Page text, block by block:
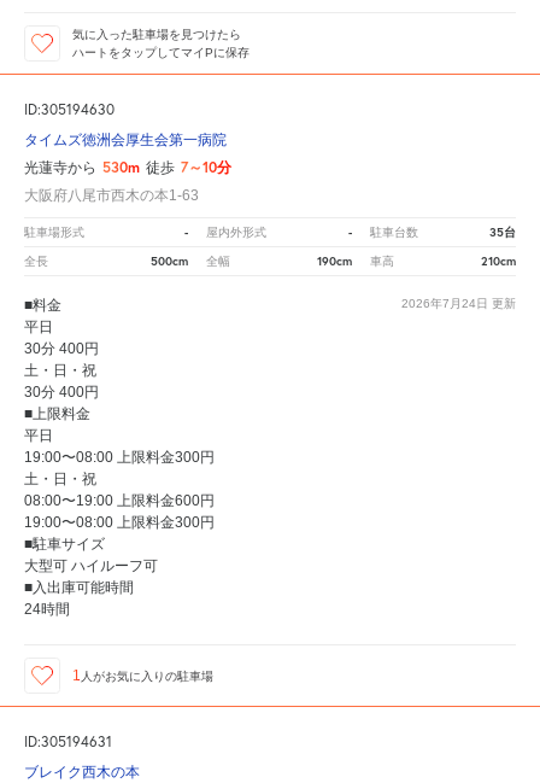
気に入った駐車場を見つけたら
ハートをタップしてマイPに保存
ID:305194630
タイムズ徳洲会厚生会第一病院
光蓮寺から 530m 徒歩 7～10分
大阪府八尾市西木の本1-63
駐車場形式 - 屋内外形式 - 駐車台数 35台
全長 500cm 全幅 190cm 車高 210cm
2026年7月24日 更新
■料金
平日
30分 400円
土・日・祝
30分 400円
■上限料金
平日
19:00〜08:00 上限料金300円
土・日・祝
08:00〜19:00 上限料金600円
19:00〜08:00 上限料金300円
■駐車サイズ
大型可 ハイルーフ可
■入出庫可能時間
24時間
1 人がお気に入りの駐車場
ID:305194631
ブレイク西木の本